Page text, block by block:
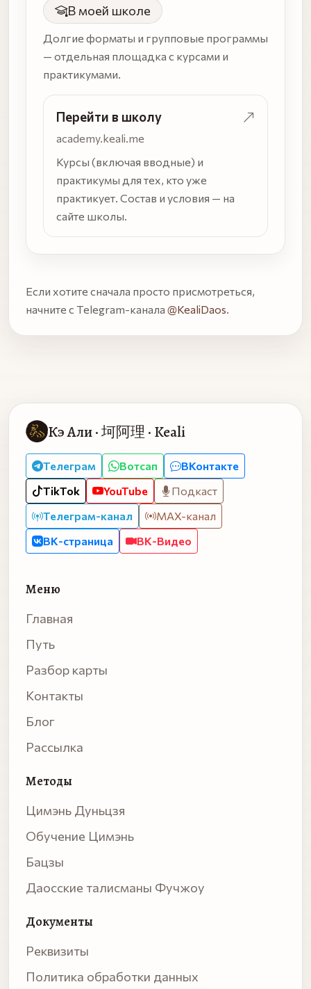
В моей школе
Долгие форматы и групповые программы
— отдельная площадка с курсами и
практикумами.
Перейти в школу
academy.keali.me
Курсы (включая вводные) и
практикумы для тех, кто уже
практикует. Состав и условия — на
сайте школы.
Если хотите сначала просто присмотреться,
начните с Telegram-канала @KealiDaos.
Кэ Али · 坷阿理 · Keali
Телеграм Вотсап
ВКонтакте
TikTok
YouTube
Подкаст
Телеграм-канал
MAX-канал
ВК-страница
ВК-Видео
Меню
Главная
Путь
Разбор карты
Контакты
Блог
Рассылка
Методы
Цимэнь Дуньцзя
Обучение Цимэнь
Бацзы
Даосские талисманы Фучжоу
Документы
Реквизиты
Политика обработки данных